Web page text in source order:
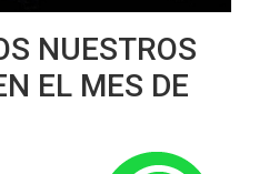
NUESTROS
EL MES DE